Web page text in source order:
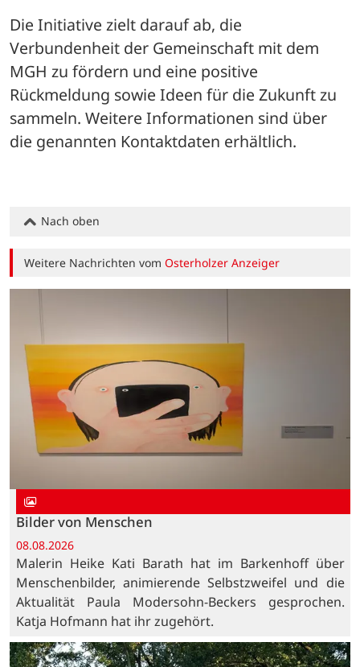
Die Initiative zielt darauf ab, die
Verbundenheit der Gemeinschaft mit dem
MGH zu fördern und eine positive
Rückmeldung sowie Ideen für die Zukunft zu
sammeln. Weitere Informationen sind über
die genannten Kontaktdaten erhältlich.
Nach oben
Weitere Nachrichten vomOsterholzer Anzeiger
Bilder von Menschen
08.08.2026
Malerin Heike Kati Barath hat im Barkenhoff über
Menschenbilder, animierende Selbstzweifel und die
Aktualität Paula Modersohn-Beckers gesprochen.
Katja Hofmann hat ihr zugehört.